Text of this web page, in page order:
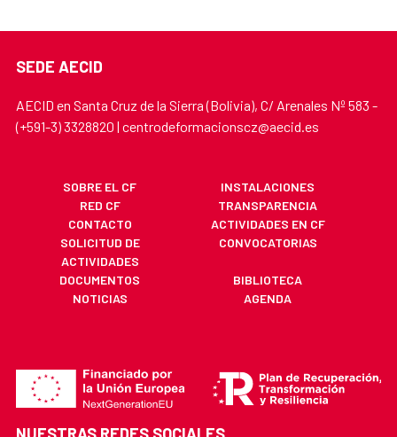
SEDE AECID
AECID en Santa Cruz de la Sierra (Bolivia), C/ Arenales Nº 583 -
(+591-3) 3328820 | centrodeformacionscz@aecid.es
SOBRE EL CF
INSTALACIONES
RED CF
TRANSPARENCIA
CONTACTO
ACTIVIDADES EN CF
SOLICITUD DE
ACTIVIDADES
CONVOCATORIAS
DOCUMENTOS
BIBLIOTECA
NOTICIAS
AGENDA